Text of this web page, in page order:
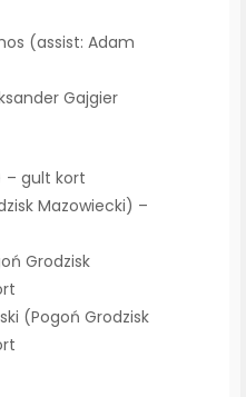
(assist: Adam
Gajgier
– gult kort
Mazowiecki) –
Grodzisk
(Pogoń Grodzisk